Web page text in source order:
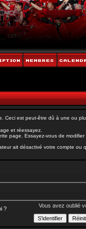
Ceci est peut-être dû à une ou
et réessayez.
page. Essayez-vous de
ait désactivé votre compte ou
Vous avez oublié
?